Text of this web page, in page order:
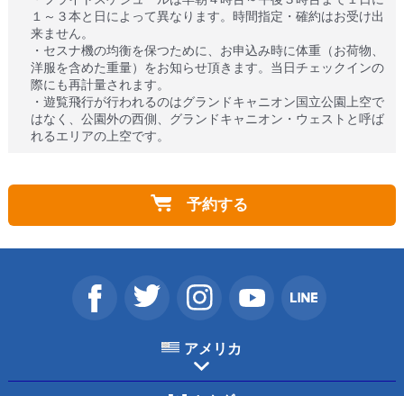
１～３本と日によって異なります。時間指定・確約はお受け出
来ません。
・セスナ機の均衡を保つために、お申込み時に体重（お荷物、
洋服を含めた重量）をお知らせ頂きます。当日チェックインの
際にも再計量されます。
・遊覧飛行が行われるのはグランドキャニオン国立公園上空で
はなく、公園外の西側、グランドキャニオン・ウェストと呼ば
れるエリアの上空です。
予約する
アメリカ